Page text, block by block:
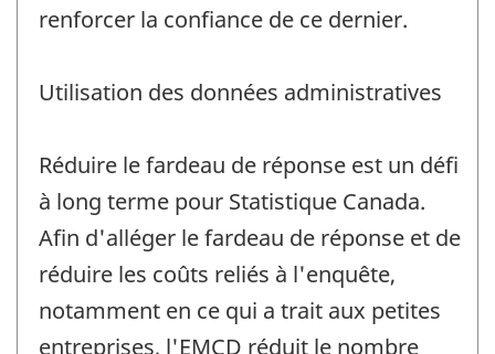
renforcer la confiance de ce dernier.
Utilisation des données administratives
Réduire le fardeau de réponse est un défi
à long terme pour Statistique Canada.
Afin d'alléger le fardeau de réponse et de
réduire les coûts reliés à l'enquête,
notamment en ce qui a trait aux petites
entreprises, l'EMCD réduit le nombre